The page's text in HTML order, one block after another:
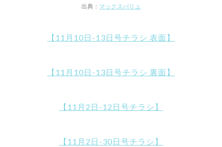
出典： マックスバリュ
【11月10日-13日号チラシ 表面】
【11月10日-13日号チラシ 裏面】
【11月2日-12日号チラシ】
【11月2日-30日号チラシ】